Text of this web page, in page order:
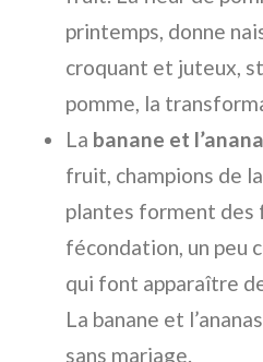
printemps, donne
croquant et juteux,
pomme, la
La banane et
fruit, champions de
plantes forment des
fécondation, un peu
qui font apparaître
La banane et
sans mariage.